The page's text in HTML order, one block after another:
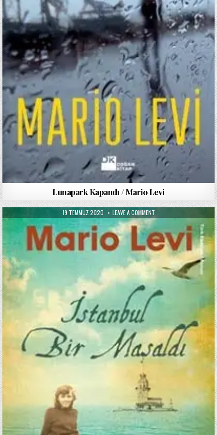
Lunapark Kapandı / Mario Levi
PUBLISHED
DATE:
19 TEMMUZ 2020 LEAVE A COMMENTON
İSTANBUL
BIR
MASALDI
/
MARIO
LEVI